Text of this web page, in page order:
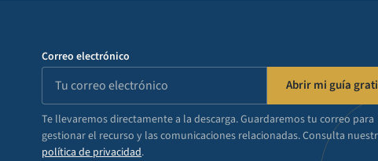
Correo electrónico
Abrir mi guía
Te llevaremos directamente a la descarga. Guardaremos tu correo para
gestionar el recurso y las comunicaciones relacionadas. Consulta
política de privacidad.